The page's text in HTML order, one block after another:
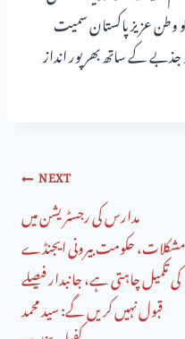
کی یاد میں 6 اور 7 ستمبر کو وطن عزیز پاکستان سمیت
کے ساتھ بھرپور انداز
NEXT
مدارس کی رجسٹریشن میں
مشکلات، حکومت بیرونی ایجنڈے
کی تکمیل چاہتی ہے، جانبدار فیصلے
قبول نہیں کریں گے: سید محمد